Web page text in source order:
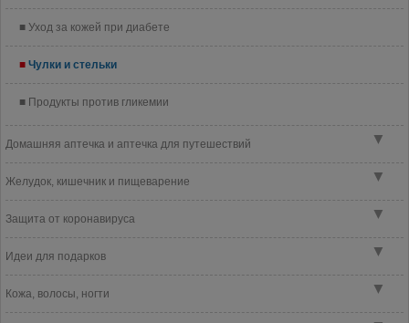
Уход за кожей при диабете
Чулки и стельки
Продукты против гликемии
▼
Домашняя аптечка и аптечка для путешествий
▼
Желудок, кишечник и пищеварение
▼
Защита от коронавируса
▼
Идеи для подарков
▼
Кожа, волосы, ногти